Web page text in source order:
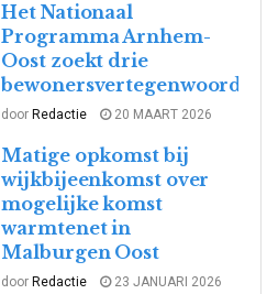
Het Nationaal
Programma Arnhem-
Oost zoekt drie
door Redactie 20 MAART 2026
Matige opkomst bij
wijkbijeenkomst over
mogelijke komst
warmtenet in
Malburgen Oost
door Redactie 23 JANUARI 2026